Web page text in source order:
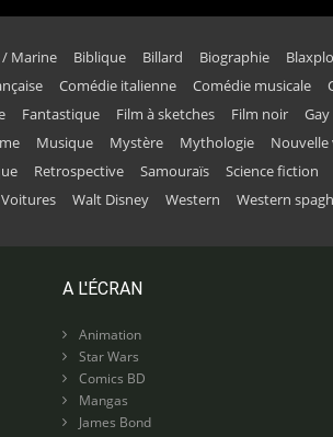
Marine Biblique Billard Biographie
Comédie italienne Comédie musicale
Fantastique Film à sketches Film noir
Musique Mystère Mythologie Nouvelle
Retrospective Samouraïs Science fiction
Voitures Walt Disney Western Western
A L'ÉCRAN
Animation
Star Wars
Comics BD
Mangas
James Bond